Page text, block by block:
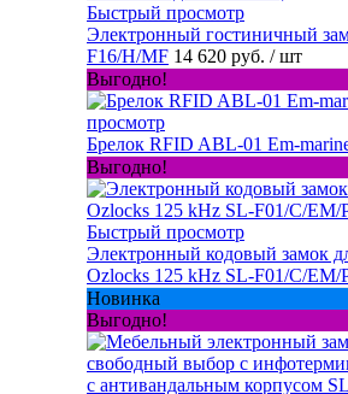
Быстрый просмотр
Электронный гостиничный
F16/H/MF 14 620 руб. / шт
Выгодно!
просмотр
Брелок RFID ABL-01 Em-
Выгодно!
Быстрый просмотр
Электронный кодовый замок
Ozlocks 125 kHz SL-F01/C/EM/
Новинка
Выгодно!